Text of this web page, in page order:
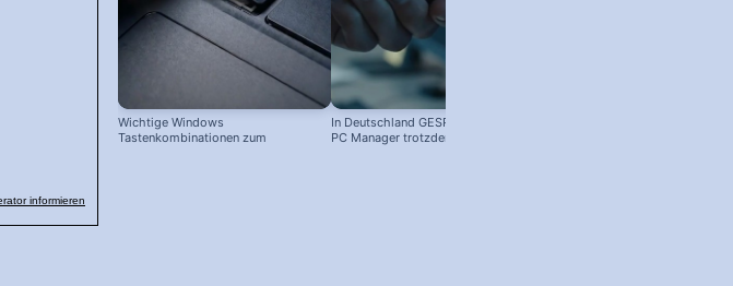
informieren
Wichtige Windows
Tastenkombinationen zum
In Deutschland GESPERRT: Microsoft
PC Manager trotzdem installieren